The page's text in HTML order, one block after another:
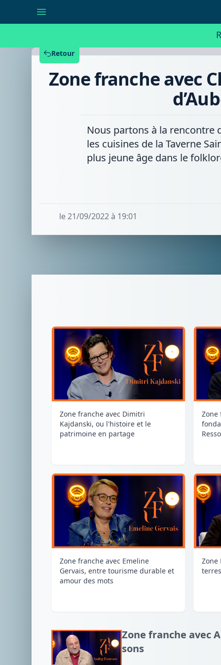
Retour
Zone franche avec
Nous partons à la rencontre
les cuisines de la Taverne
plus jeune âge dans le
le 21/09/2022 à 19:01
Zone franche avec Dimitri
Kajdanski, ou l'histoire et le
patrimoine en partage
Zone
Zone franche avec Emeline
Gervais, entre tourisme durable et
amour des mots
Zone
Zone franche avec
sons